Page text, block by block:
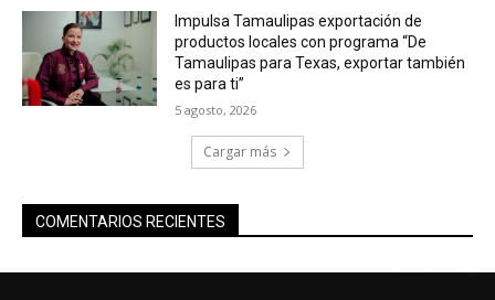
Impulsa Tamaulipas exportación de
productos locales con programa “De
Tamaulipas para Texas, exportar también
es para ti”
5 agosto, 2026
Cargar más
COMENTARIOS RECIENTES